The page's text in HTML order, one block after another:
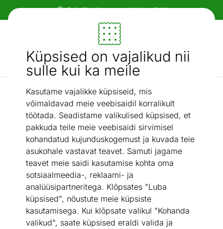
Küpsised on vajalikud nii
sulle kui ka meile
Kasutame vajalikke küpsiseid, mis
võimaldavad meie veebisaidil korralikult
töötada. Seadistame valikulised küpsised, et
pakkuda teile meie veebisaidi sirvimisel
kohandatud kujunduskogemust ja kuvada teie
asukohale vastavat teavet. Samuti jagame
teavet meie saidi kasutamise kohta oma
sotsiaalmeedia-, reklaami- ja
analüüsipartneritega. Klõpsates "Luba
küpsised", nõustute meie küpsiste
kasutamisega. Kui klõpsate valikul "Kohanda
valikud", saate küpsised eraldi valida ja
Paindlikud ja mugavad makseviisid!
Mööbel ja sisustus - ON24
Otsi...
AI otsing
Tugitoolid / Tugitool Hemingway